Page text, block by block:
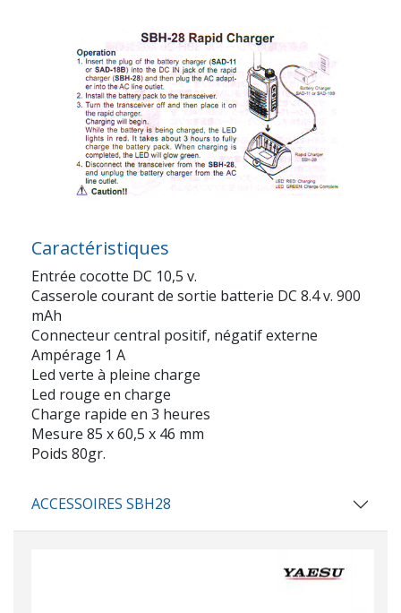
Caractéristiques
Entrée cocotte DC 10,5 v.
Casserole courant de sortie batterie DC 8.4 v. 900
mAh
Connecteur central positif, négatif externe
Ampérage 1 A
Led verte à pleine charge
Led rouge en charge
Charge rapide en 3 heures
Mesure 85 x 60,5 x 46 mm
Poids 80gr.
ACCESSOIRES SBH28